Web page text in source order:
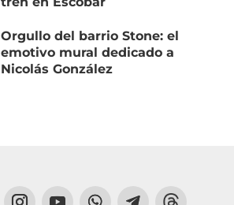
Orgullo del barrio Stone: el
emotivo mural dedicado a
Nicolás González